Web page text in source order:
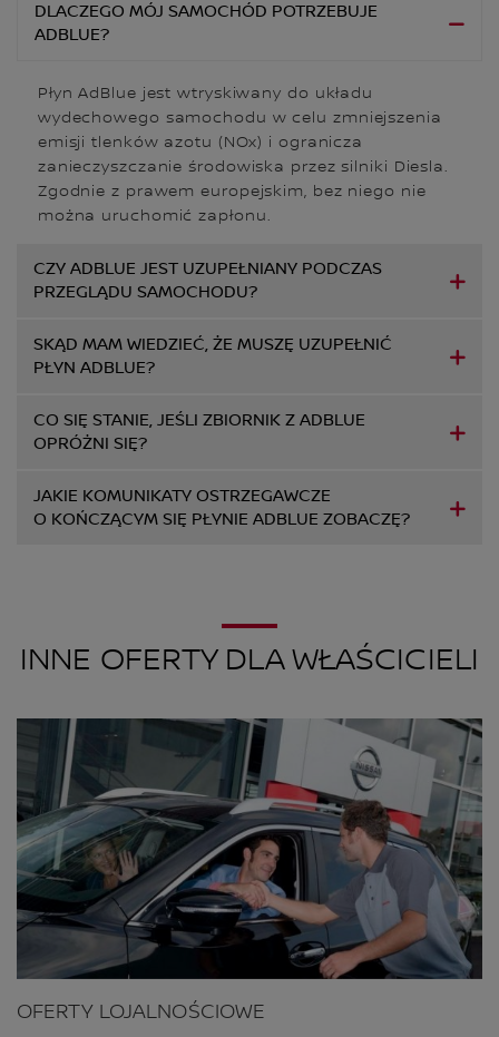
DLACZEGO MÓJ SAMOCHÓD POTRZEBUJE
ADBLUE?
Płyn AdBlue jest wtryskiwany do układu
wydechowego samochodu w celu zmniejszenia
emisji tlenków azotu (NOx) i ogranicza
zanieczyszczanie środowiska przez silniki Diesla.
Zgodnie z prawem europejskim, bez niego nie
można uruchomić zapłonu.
CZY ADBLUE JEST UZUPEŁNIANY PODCZAS
PRZEGLĄDU SAMOCHODU?
SKĄD MAM WIEDZIEĆ, ŻE MUSZĘ UZUPEŁNIĆ
PŁYN ADBLUE?
CO SIĘ STANIE, JEŚLI ZBIORNIK Z ADBLUE
OPRÓŻNI SIĘ?
JAKIE KOMUNIKATY OSTRZEGAWCZE
O KOŃCZĄCYM SIĘ PŁYNIE ADBLUE ZOBACZĘ?
INNE OFERTY DLA WŁAŚCICIELI
OFERTY LOJALNOŚCIOWE